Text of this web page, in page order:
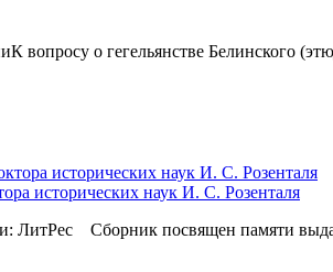
вопросу о гегельянстве Белинского
исторических наук И. С. Розенталя
ЛитРес Сборник посвящен памяти